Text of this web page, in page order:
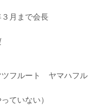
月まで会長
フルート ヤマハフル
ていない）